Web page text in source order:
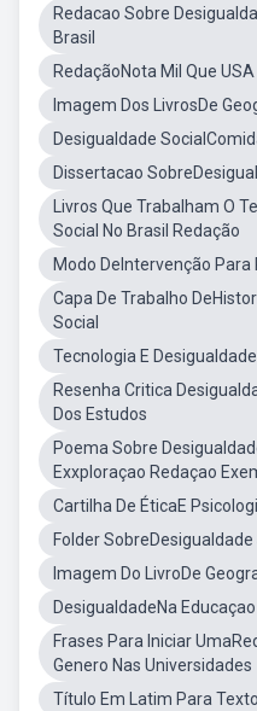
Redacao Sobre
Brasil
RedaçãoNota Mil Que
Imagem Dos LivrosDe
Desigualdade
Dissertacao
Livros Que Trabalham O
Social No Brasil Redação
Modo DeIntervenção Para
Capa De Trabalho
Social
Tecnologia E
Resenha Critica
Dos Estudos
Poema Sobre
Exxploraçao Redaçao
Cartilha De ÉticaE
Folder SobreDesigualdade
Imagem Do LivroDe
DesigualdadeNa
Frases Para Iniciar
Genero Nas Universidades
Título Em Latim Para